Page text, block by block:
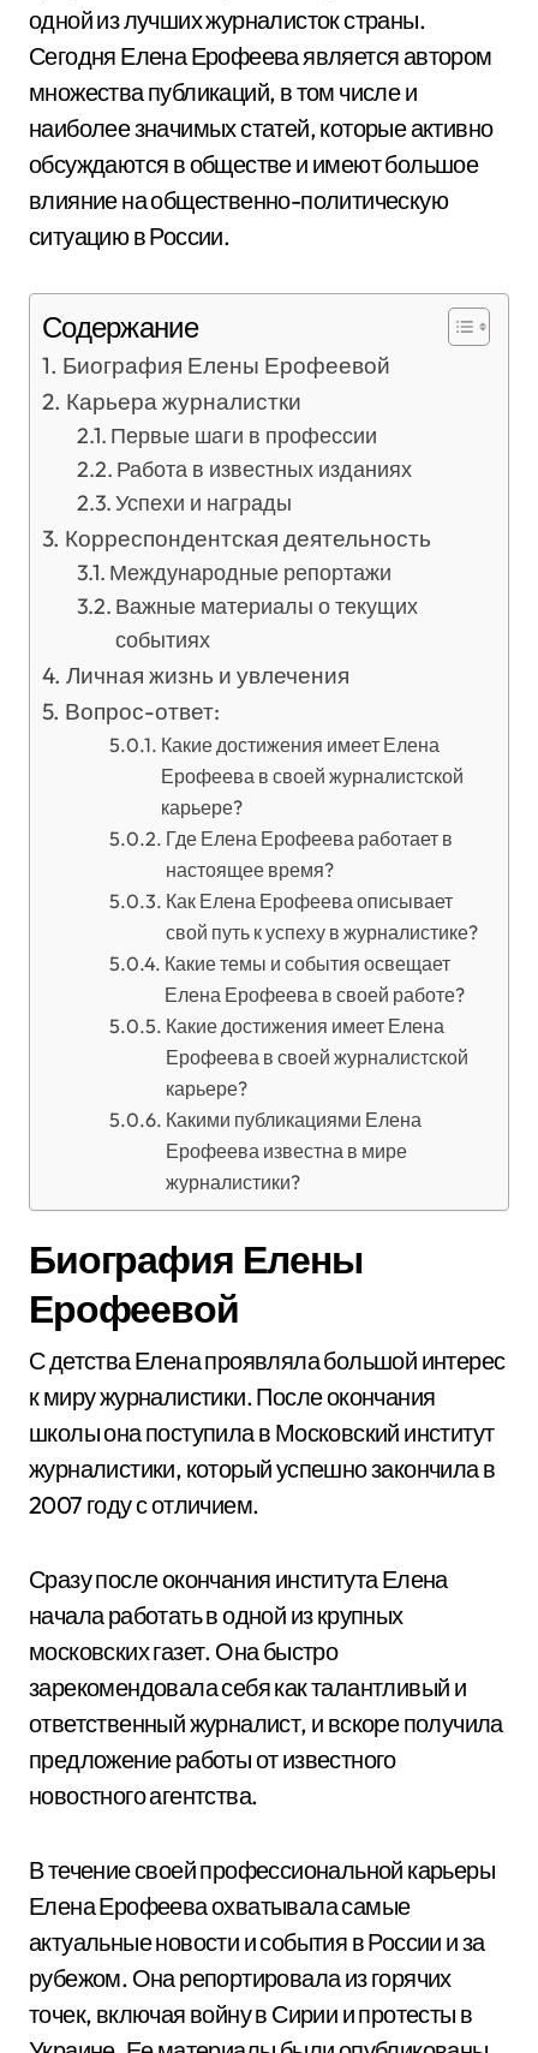
одной из лучших журналисток страны.
Сегодня Елена Ерофеева является автором
множества публикаций, в том числе и
наиболее значимых статей, которые активно
обсуждаются в обществе и имеют большое
влияние на общественно-политическую
ситуацию в России.
Содержание
Биография Елены Ерофеевой
Карьера журналистки
Первые шаги в профессии
Работа в известных изданиях
Успехи и награды
Корреспондентская деятельность
Международные репортажи
Важные материалы о текущих
событиях
Личная жизнь и увлечения
Вопрос-ответ:
Какие достижения имеет Елена
Ерофеева в своей журналистской
карьере?
Где Елена Ерофеева работает в
настоящее время?
Как Елена Ерофеева описывает
свой путь к успеху в журналистике?
Какие темы и события освещает
Елена Ерофеева в своей работе?
Какие достижения имеет Елена
Ерофеева в своей журналистской
карьере?
Какими публикациями Елена
Ерофеева известна в мире
журналистики?
Биография Елены
Ерофеевой
С детства Елена проявляла большой интерес
к миру журналистики. После окончания
школы она поступила в Московский институт
журналистики, который успешно закончила в
2007 году с отличием.
Сразу после окончания института Елена
начала работать в одной из крупных
московских газет. Она быстро
зарекомендовала себя как талантливый и
ответственный журналист, и вскоре получила
предложение работы от известного
новостного агентства.
В течение своей профессиональной карьеры
Елена Ерофеева охватывала самые
актуальные новости и события в России и за
рубежом. Она репортировала из горячих
точек, включая войну в Сирии и протесты в